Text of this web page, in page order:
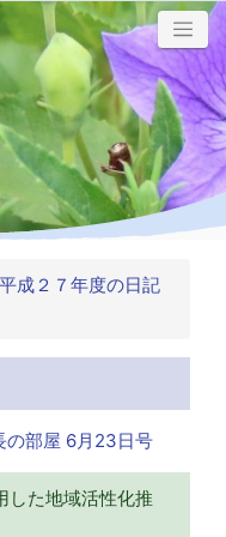
平成２７年度の日記
の部屋 6月23日号
した地域活性化推